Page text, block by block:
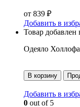
от 839 ₽
Добавить в
Товар добавлен
Одеяло
В корзину
Добавить в
0 out of 5